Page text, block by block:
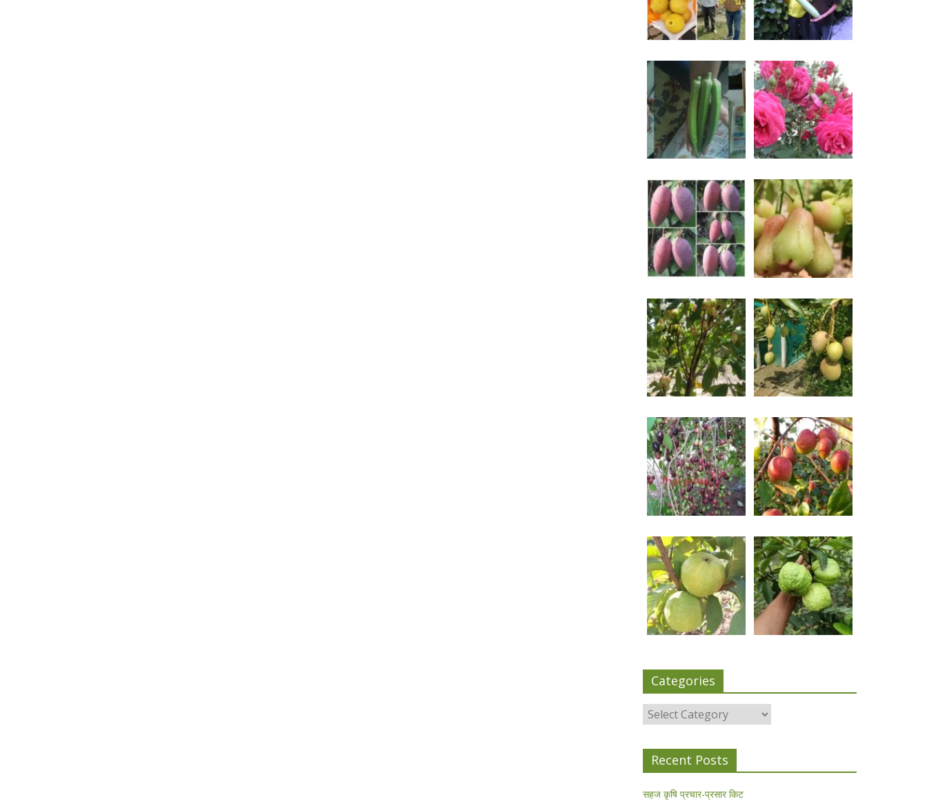
Categories
Categories
Recent Posts
सहज कृषि प्रचार-प्रसार किट